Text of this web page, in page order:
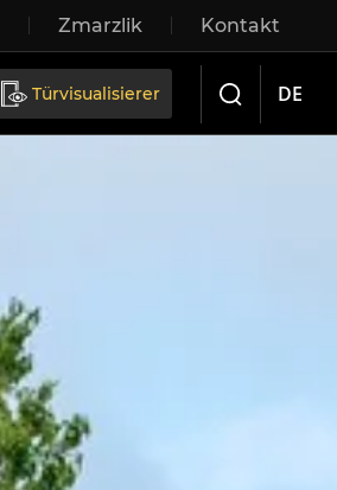
Zmarzlik Kontakt
Türvisualisierer DE